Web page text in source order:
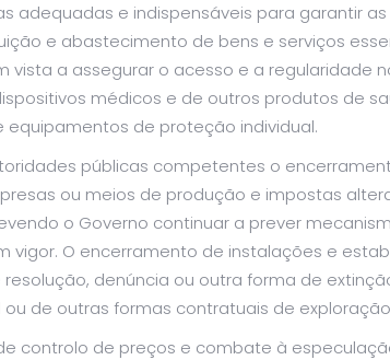
adequadas e indispensáveis para garantir
e abastecimento de bens e serviços
vista a assegurar o acesso e a regularidade
médicos e de outros produtos de
de proteção individual.
públicas competentes o
ou meios de produção e impostas
o Governo continuar a prever
vigor. O encerramento de instalações e
denúncia ou outra forma de
de outras formas contratuais de
controlo de preços e combate à